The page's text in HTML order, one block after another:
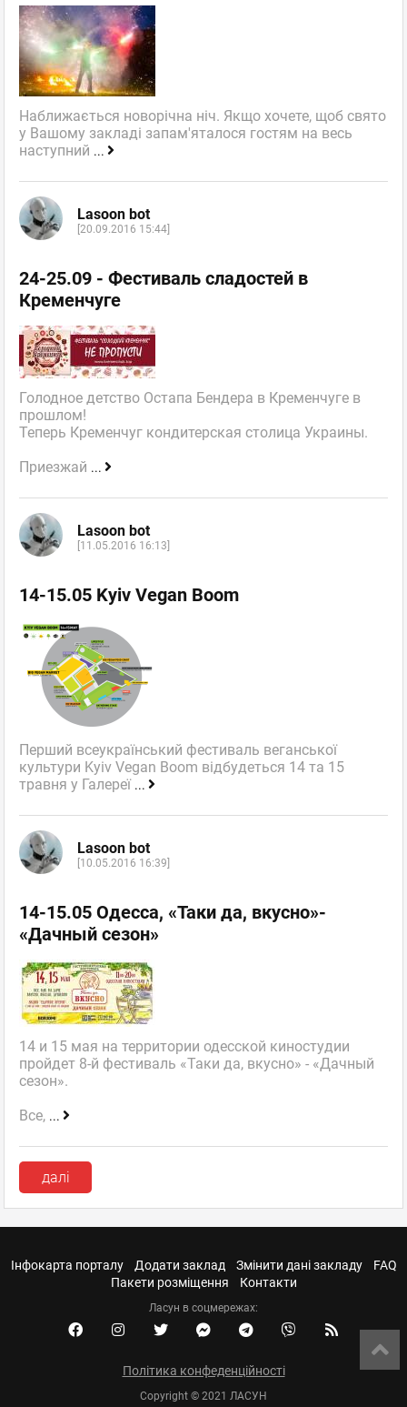
Наближається новорічна ніч. Якщо хочете, щоб свято
у Вашому закладі запам'яталося гостям на весь
наступний ...
Lasoon bot
[20.09.2016 15:44]
24-25.09 - Фестиваль сладостей в
Кременчуге
Голодное детство Остапа Бендера в Кременчуге в
прошлом!
Теперь Кременчуг кондитерская столица Украины.
Приезжай ...
Lasoon bot
[11.05.2016 16:13]
14-15.05 Kyiv Vegan Boom
Перший всеукраїнський фестиваль веганської
культури Kyiv Vegan Boom відбудеться 14 та 15
травня у Галереї ...
Lasoon bot
[10.05.2016 16:39]
14-15.05 Одесса, «Таки да, вкусно»-
«Дачный сезон»
14 и 15 мая на территории одесской киностудии
пройдет 8-й фестиваль «Таки да, вкусно» - «Дачный
сезон».
Все, ...
далі
Інфокарта порталу Додати заклад Змінити дані закладу
FAQ
Пакети розміщення
Контакти
Ласун в соцмережах:
Політика конфеденційності
Copyright © 2021 ЛАСУН